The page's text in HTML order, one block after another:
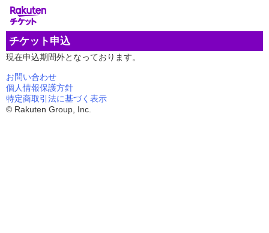
チケット申込
現在申込期間外となっております。
お問い合わせ
個人情報保護方針
特定商取引法に基づく表示
© Rakuten Group, Inc.